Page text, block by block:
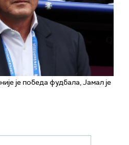
је победа фудбала, Јамал је